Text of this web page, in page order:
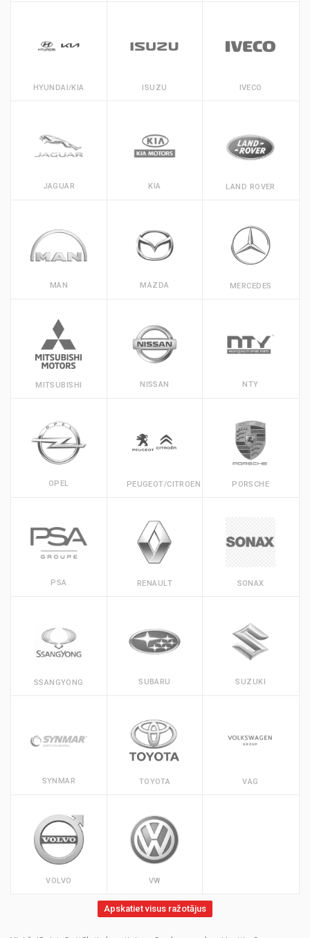
HYUNDAI/KIA ISUZU IVECO
JAGUAR KIA LAND ROVER
MAN MAZDA MERCEDES
MITSUBISHI NISSAN NTY
OPEL PEUGEOT/CITROEN PORSCHE
PSA RENAULT SONAX
SSANGYONG SUBARU SUZUKI
SYNMAR TOYOTA VAG
VOLVO VW
Apskatiet visus ražotājus